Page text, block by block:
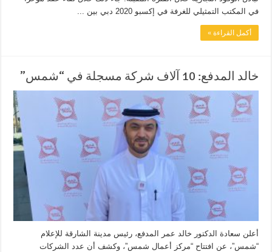
في المكتب التمثيلي للغرفة في إكسبو 2020 دبي بين ...
أكمل القراءة »
خالد المدفع: 10 آلاف شركة مسجلة في “شمس”
أعلن سعادة الدكتور خالد عمر المدفع، رئيس مدينة الشارقة للإعلام
“شمس”، عن افتتاح “مركز أعمال شمس”، وكشف أن عدد الشركات